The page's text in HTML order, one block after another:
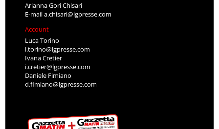
Arianna Gori Chisari
E-maila.chisari@lgpresse.com
Account
Luca Torino
l.torino@lgpresse.com
Ivana Cretier
i.cretier@lgpresse.com
Daniele Fimiano
d.fimiano@lgpresse.com